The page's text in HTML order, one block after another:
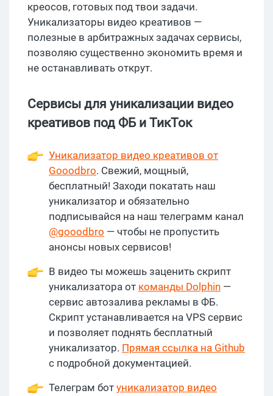
креосов, готовых под твои задачи.
Уникализаторы видео креативов —
полезные в арбитражных задачах сервисы,
позволяю существенно экономить время и
не останавливать открут.
Сервисы для уникализации видео
креативов под ФБ и ТикТок
Уникализатор видео креативов от
Gooodbro. Свежий, мощный,
бесплатный! Заходи покатать наш
уникализатор и обязательно
подписывайся на наш телеграмм канал
@gooodbro — чтобы не пропустить
анонсы новых сервисов!
В видео ты можешь заценить скрипт
уникализатора от команды Dolphin —
сервис автозалива рекламы в ФБ.
Скрипт устанавливается на VPS сервис
и позволяет поднять бесплатный
уникализатор. Прямая ссылка на Github
с подробной документацией.
Телеграм бот уникализатор видео